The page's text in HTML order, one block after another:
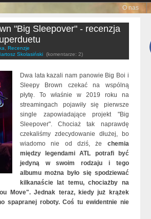
Submenu
O nas
"Big Sleepover" - recenzja
Recenzje
Skolasiński (komentarze: 2)
Dwa lata kazali nam panowie Big Boi i
Sleepy Brown czekać na wspólną
płytę. To właśnie w 2019 roku na
streamingach pojawiły się pierwsze
single zapowiadające projekt "Big
Sleepover". Chociaż tak naprawdę
czekaliśmy zdecydowanie dłużej, bo
wiadomo nie od dziś, że chemia
między legendami ATL potrafi być
jedyną w swoim rodzaju i tego
albumu można było się spodziewać
kilkanaście lat temu, chociażby na
Move". Jednak teraz, kiedy już krążek
spapranej roboty. Coś tu ewidentnie nie